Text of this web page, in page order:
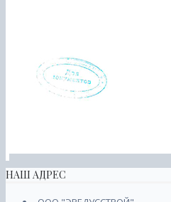
НАШ АДРЕС